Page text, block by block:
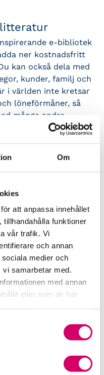
Om
att anpassa innehållet
tillhandahålla funktioner
vår trafik. Vi
och annan
medier och
vi samarbetar med.
med annan
eller som de har
e-bibliotek
ner kostnadsfritt
kan också dela med
kunder, familj och
i världen inte kretsar
löneförmåner, så
många andra
hittar böcker inom
mer.
behöver du vara Srf
eller har ett
krävs)